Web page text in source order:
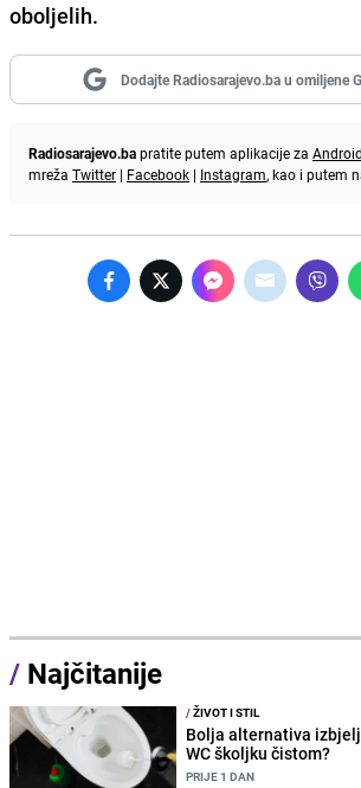
oboljelih.
Dodajte Radiosarajevo.ba u omiljene
Radiosarajevo.bapratite putem aplikacije za Android
mreža Twitter | Facebook | Instagram, kao i putem
/ Najčitanije
/ŽIVOT I STIL
Bolja alternativa
WC školjku čistom?
PRIJE 1 DAN